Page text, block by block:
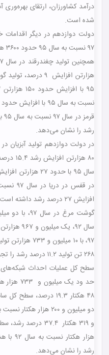
درآمد کشاورزان، ارتقای
شده است.
دولت دوازدهم در دیگر
۹۷ نسبت به سال ۹۵ حدود ۳۶۰۰ هکتار شد.
رشد را نشان می‌دهد.
افزایش ۲۷ درصد رشد داشته است.
۲۶۸ تن تولید ۱۱.۲ درصد رشد را تجربه کرده است.
رشد را نشان می‌دهد.